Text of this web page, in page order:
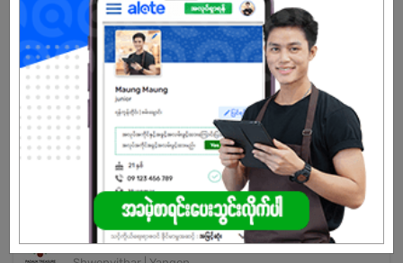
Already Expired
Don't have an account?
REGISTER NOW!
More Similar Jobs
Sales & Marketing Assistant
Padauk Treasure Myanmar Company Limited